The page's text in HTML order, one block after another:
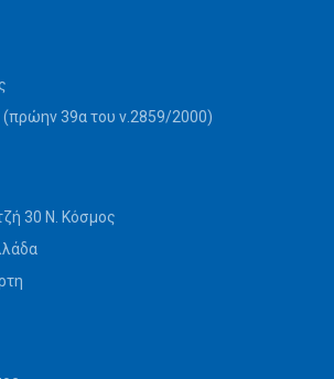
39α του ν.2859/2000)
30 Ν. Κόσμος